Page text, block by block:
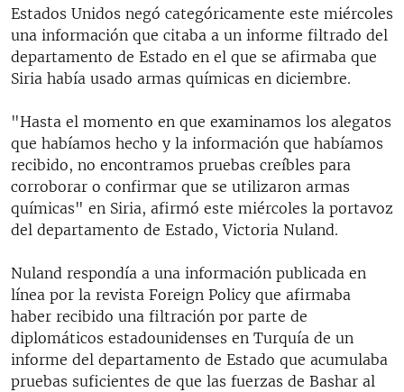
LA INVASIÓN DE RUSIA A UCRANIA
Estados Unidos negó categóricamente este miércoles
una información que citaba a un informe filtrado del
departamento de Estado en el que se afirmaba que
Siria había usado armas químicas en diciembre.
"Hasta el momento en que examinamos los alegatos
que habíamos hecho y la información que habíamos
recibido, no encontramos pruebas creíbles para
corroborar o confirmar que se utilizaron armas
químicas" en Siria, afirmó este miércoles la portavoz
del departamento de Estado, Victoria Nuland.
Nuland respondía a una información publicada en
línea por la revista Foreign Policy que afirmaba
haber recibido una filtración por parte de
diplomáticos estadounidenses en Turquía de un
informe del departamento de Estado que acumulaba
pruebas suficientes de que las fuerzas de Bashar al